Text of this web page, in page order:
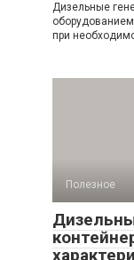
Дизельные
при
Полезное